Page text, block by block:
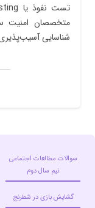
متخصصان امنیت
شناسایی
سوالات مطالعات اجتماعی
نیم سال دوم
گشایش بازی در شطرنج